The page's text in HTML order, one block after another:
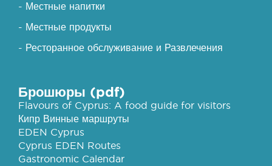
- Местные напитки
- Местные продукты
- Ресторанное обслуживание и Развлечения
Брошюры (pdf)
Flavours of Cyprus: A food guide for visitors
Кипр Винные маршруты
EDEN Cyprus
Cyprus EDEN Routes
Gastronomic Calendar